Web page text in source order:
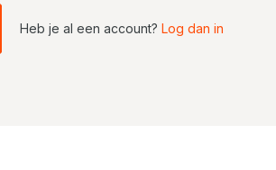
Heb je al een account? Log dan in